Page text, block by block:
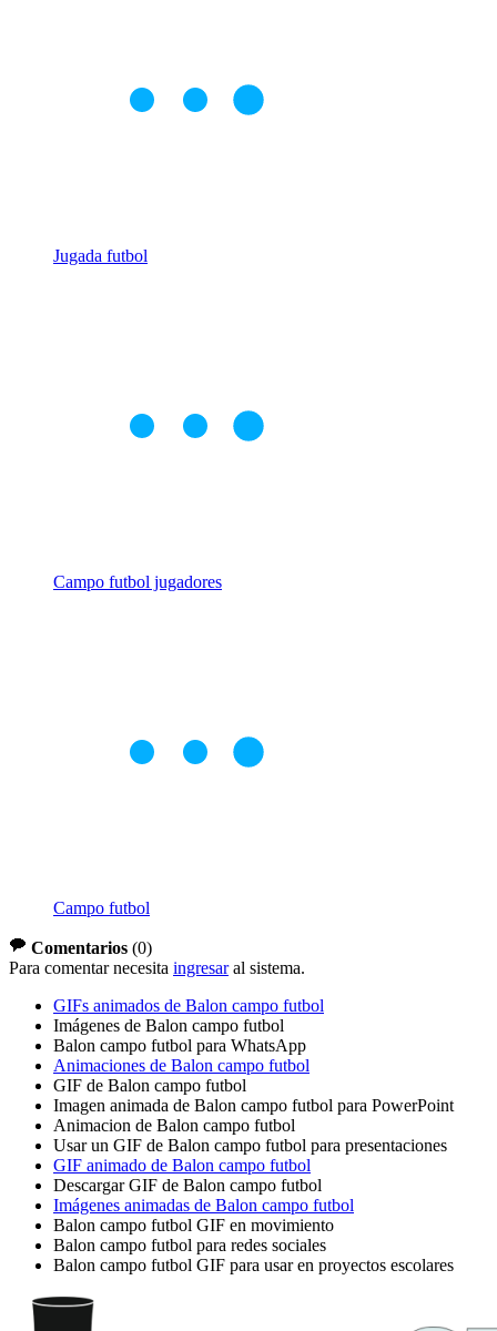
Jugada futbol
Campo futbol jugadores
Campo futbol
Comentarios (0)
Para comentar necesita ingresaral sistema.
GIFs animados de Balon campo futbol
Imágenes de Balon campo futbol
Balon campo futbol para WhatsApp
Animaciones de Balon campo futbol
GIF de Balon campo futbol
Imagen animada de Balon campo futbol para PowerPoint
Animacion de Balon campo futbol
Usar un GIF de Balon campo futbol para presentaciones
GIF animado de Balon campo futbol
Descargar GIF de Balon campo futbol
Imágenes animadas de Balon campo futbol
Balon campo futbol GIF en movimiento
Balon campo futbol para redes sociales
Balon campo futbol GIF para usar en proyectos escolares